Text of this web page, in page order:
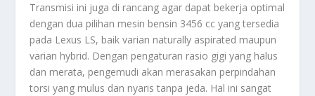
Transmisi ini juga di rancang agar dapat bekerja optimal
dengan dua pilihan mesin bensin 3456 cc yang tersedia
pada Lexus LS, baik varian naturally aspirated maupun
varian hybrid. Dengan pengaturan rasio gigi yang halus
dan merata, pengemudi akan merasakan perpindahan
torsi yang mulus dan nyaris tanpa jeda. Hal ini sangat